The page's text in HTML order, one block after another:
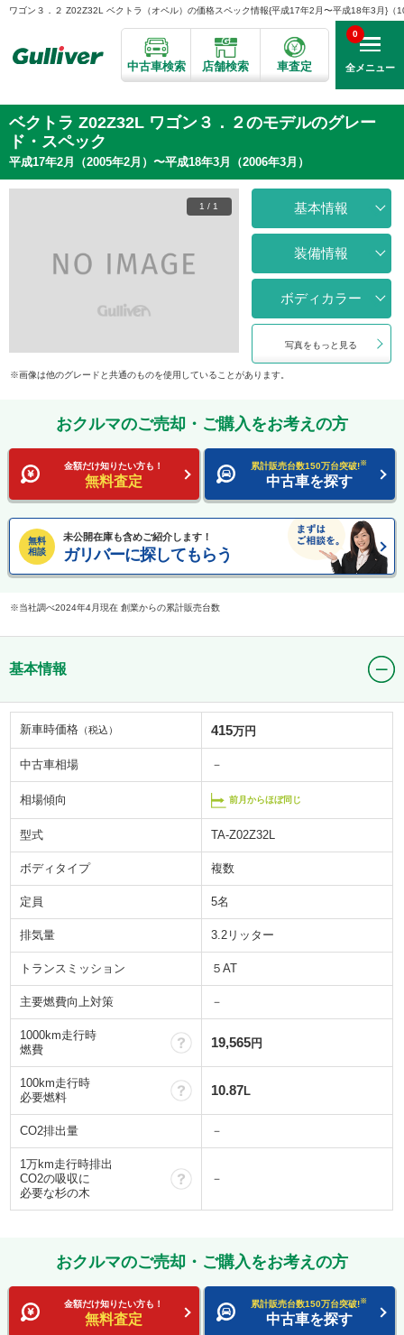
ワゴン３．２ Z02Z32L ベクトラ（オペル）の価格スペック情報{平成17年2月〜平成18年3月}（
中古車検索 店舗検索 車査定 全メニュー
0
ベクトラ Z02Z32L ワゴン３．２のモデルのグレー
ド・スペック
平成17年2月（2005年2月）〜平成18年3月（2006年3月）
1 / 1 基本情報
装備情報
ボディカラー
写真をもっと見る
画像は他のグレードと共通のものを使用していることがあります。
おクルマのご売却・ご購入をお考えの方
金額だけ知りたい方も！
無料査定
累計販売台数150万台突破!※
中古車を探す
無料
相談
未公開在庫も含めご紹介します！
ガリバーに探してもらう
当社調べ2024年4月現在 創業からの累計販売台数
基本情報
新車時価格 （税込） 415万円
中古車相場 －
相場傾向 前月からほぼ同じ
型式 TA-Z02Z32L
ボディタイプ 複数
定員 5名
排気量 3.2リッター
トランスミッション ５AT
主要燃費向上対策 －
1000km走行時
燃費
？19,565円
100km走行時
必要燃料
？10.87L
CO2排出量 －
1万km走行時排出
CO2の吸収に
必要な杉の木
－
おクルマのご売却・ご購入をお考えの方
金額だけ知りたい方も！
無料査定
累計販売台数150万台突破!※
中古車を探す